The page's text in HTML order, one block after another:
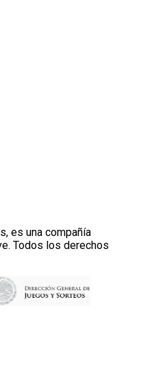
es una compañía
Todos los derechos